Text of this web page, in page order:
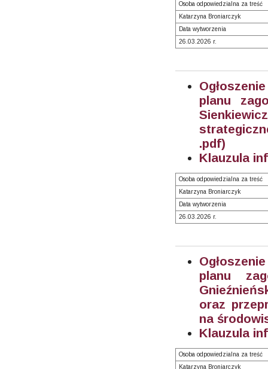
Osoba odpowiedzialna za treść
Katarzyna Broniarczyk
Data wytworzenia
26.03.2026 r.
planu
.pdf)
Klauzula
Osoba odpowiedzialna za treść
Katarzyna Broniarczyk
Data wytworzenia
26.03.2026 r.
planu
oraz
na
Klauzula
Osoba odpowiedzialna za treść
Katarzyna Broniarczyk